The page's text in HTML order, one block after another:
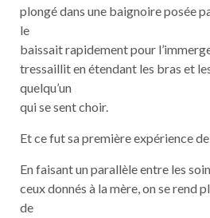
plongé dans une baignoire posée
le
baissait rapidement pour
tressaillit en étendant les bras et
quelqu’un
qui se sent choir.
Et ce fut sa première expérience
En faisant un parallèle entre les
ceux donnés à la mère, on se rend
de